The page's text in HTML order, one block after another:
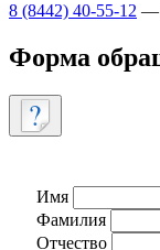
8 (8442) 40-55-12 —
Форма
Имя
Фамилия
Отчество